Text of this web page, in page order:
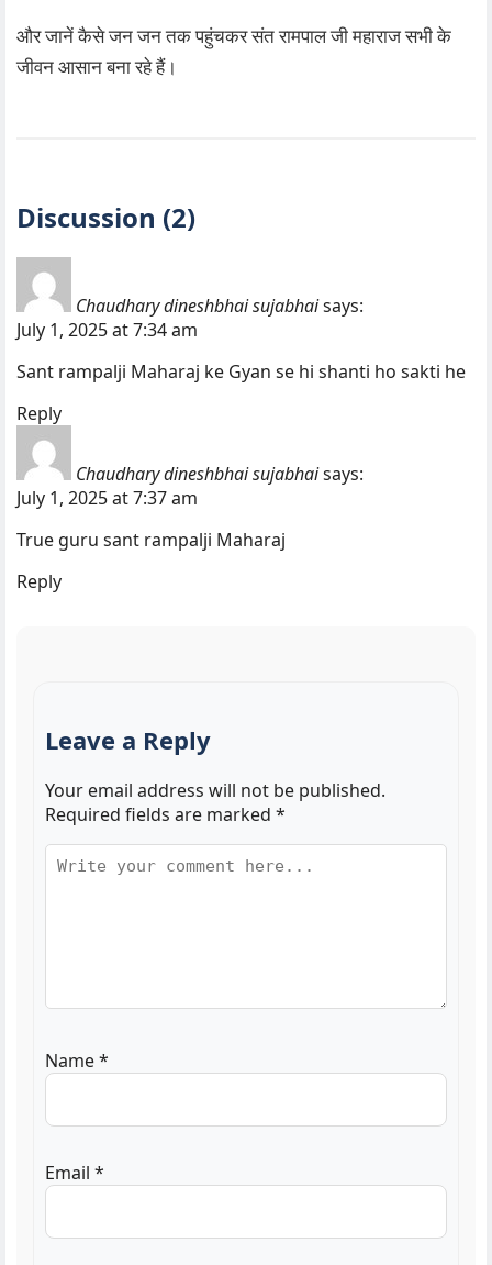
और जानें कैसे जन जन तक पहुंचकर संत रामपाल जी महाराज सभी के
जीवन आसान बना रहे हैं।
Discussion (2)
Chaudhary dineshbhai sujabhaisays:
July 1, 2025 at 7:34 am
Sant rampalji Maharaj ke Gyan se hi shanti ho sakti he
Reply
Chaudhary dineshbhai sujabhaisays:
July 1, 2025 at 7:37 am
True guru sant rampalji Maharaj
Reply
Leave a Reply
Your email address will not be published.
Required fields are marked *
Name*
Email *